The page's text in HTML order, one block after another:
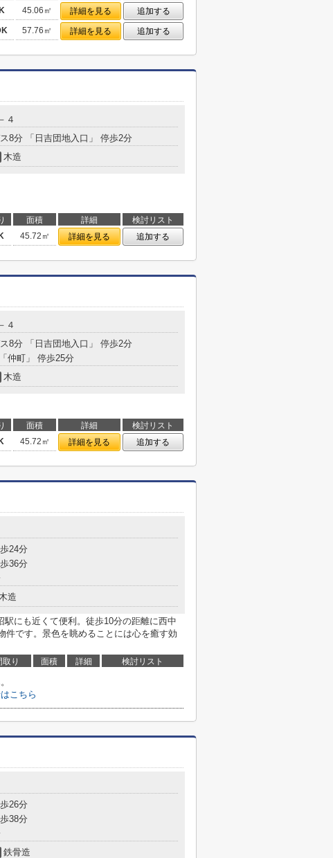
45.06㎡ 詳細を見る
追加する
57.76㎡ 詳細を見る 追加する
４
8分 「日吉団地入口」 停歩2分
木造
面積 詳細
検討リスト
45.72㎡ 詳細を見る 追加する
４
8分 「日吉団地入口」 停歩2分
仲町」 停歩25分
木造
面積 詳細
検討リスト
45.72㎡ 詳細を見る 追加する
24分
36分
造
駅にも近くて便利。徒歩10分の距離に西中
件です。景色を眺めることには心を癒す効
取り 面積 詳細 検討リスト
こちら
26分
38分
鉄骨造